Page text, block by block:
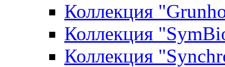
Коллекция
Коллекция
Коллекция